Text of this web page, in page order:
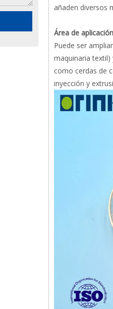
añaden diversos
Área de
Puede ser
maquinaria textil)
como cerdas de
inyección y